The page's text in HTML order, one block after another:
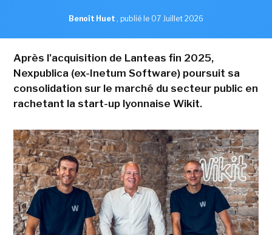
Benoît Huet , publié le 07 Juillet 2026
Après l'acquisition de Lanteas fin 2025,
Nexpublica (ex-Inetum Software) poursuit sa
consolidation sur le marché du secteur public en
rachetant la start-up lyonnaise Wikit.